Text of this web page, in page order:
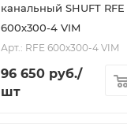
канальный SHUFT RFE
600х300-4 VIM
Арт.: RFE 600х300-4 VIM
96 650 руб./
шт